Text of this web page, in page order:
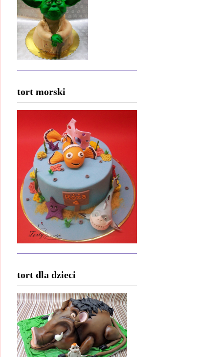
tort morski
tort dla dzieci